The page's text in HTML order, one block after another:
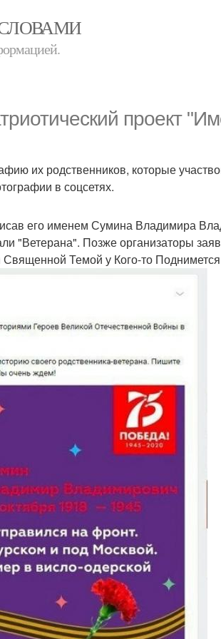
проект
их родственников, которые
в соцсетях.
его именем Сумина Владимира
"Ветерана". Позже организаторы
Темой у Кого-то